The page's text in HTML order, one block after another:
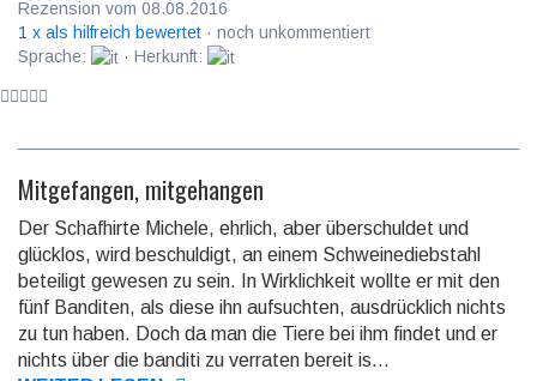
Rezension vom 08.08.2016
1 x als hilfreich bewertet · noch unkommentiert
Sprache:
· Herkunft:
Mitgefangen, mitgehangen
Der Schafhirte Michele, ehrlich, aber überschuldet und
glücklos, wird beschuldigt, an einem Schweine­dieb­stahl
beteiligt gewesen zu sein. In Wirklich­keit wollte er mit den
fünf Banditen, als diese ihn aufsuchten, aus­drück­lich nichts
zu tun haben. Doch da man die Tiere bei ihm findet und er
nichts über die banditi zu verraten bereit is...